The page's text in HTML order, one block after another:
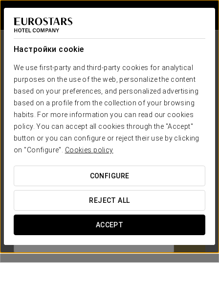
Настройки cookie
We use first-party and third-party cookies for analytical
purposes on the use of the web, personalize the content
based on your preferences, and personalized advertising
based on a profile from the collection of your browsing
habits. For more information you can read our cookies
policy. You can accept all cookies through the "Accept"
button or you can configure or reject their use by clicking
on "Configure". Cookies policy
CONFIGURE
REJECT ALL
ACCEPT
Eurostars Hotel Company
Официальная страница
ГАРАНТИЯ ЛУЧШЕЙ ЦЕНЫ